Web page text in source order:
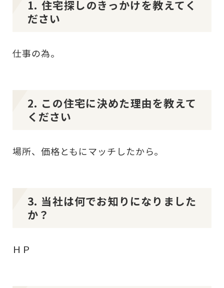
1. 住宅探しのきっかけを教えてく
ださい
仕事の為。
2. この住宅に決めた理由を教えて
ください
場所、価格ともにマッチしたから。
3. 当社は何でお知りになりました
か？
ＨＰ